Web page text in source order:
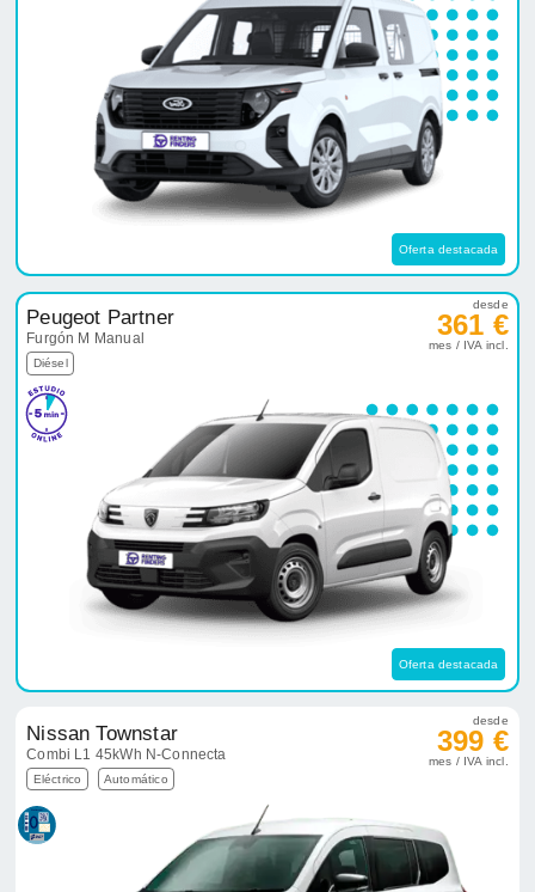
Oferta destacada
Peugeot Partner
Furgón M Manual
Diésel
desde
361 €
mes / IVA incl.
Oferta destacada
Nissan Townstar
Combi L1 45kWh N-Connecta
Eléctrico Automático
desde
399 €
mes / IVA incl.